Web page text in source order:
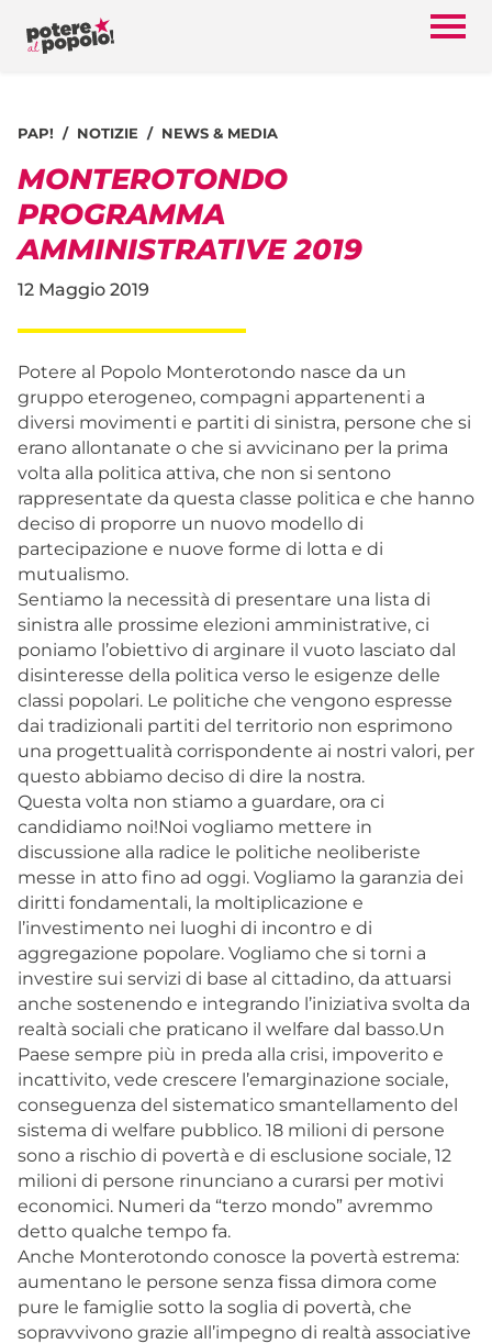
PAP! NOTIZIE NEWS & MEDIA
MONTEROTONDO
PROGRAMMA
AMMINISTRATIVE 2019
12 Maggio 2019
Potere al Popolo Monterotondo nasce da un
gruppo eterogeneo, compagni appartenenti a
diversi movimenti e partiti di sinistra, persone che si
erano allontanate o che si avvicinano per la prima
volta alla politica attiva, che non si sentono
rappresentate da questa classe politica e che hanno
deciso di proporre un nuovo modello di
partecipazione e nuove forme di lotta e di
mutualismo.
Sentiamo la necessità di presentare una lista di
sinistra alle prossime elezioni amministrative, ci
poniamo l’obiettivo di arginare il vuoto lasciato dal
disinteresse della politica verso le esigenze delle
classi popolari. Le politiche che vengono espresse
dai tradizionali partiti del territorio non esprimono
una progettualità corrispondente ai nostri valori, per
questo abbiamo deciso di dire la nostra.
Questa volta non stiamo a guardare, ora ci
candidiamo noi!Noi vogliamo mettere in
discussione alla radice le politiche neoliberiste
messe in atto fino ad oggi. Vogliamo la garanzia dei
diritti fondamentali, la moltiplicazione e
l’investimento nei luoghi di incontro e di
aggregazione popolare. Vogliamo che si torni a
investire sui servizi di base al cittadino, da attuarsi
anche sostenendo e integrando l’iniziativa svolta da
realtà sociali che praticano il welfare dal basso.Un
Paese sempre più in preda alla crisi, impoverito e
incattivito, vede crescere l’emarginazione sociale,
conseguenza del sistematico smantellamento del
sistema di welfare pubblico. 18 milioni di persone
sono a rischio di povertà e di esclusione sociale, 12
milioni di persone rinunciano a curarsi per motivi
economici. Numeri da “terzo mondo” avremmo
detto qualche tempo fa.
Anche Monterotondo conosce la povertà estrema:
aumentano le persone senza fissa dimora come
pure le famiglie sotto la soglia di povertà, che
sopravvivono grazie all’impegno di realtà associative